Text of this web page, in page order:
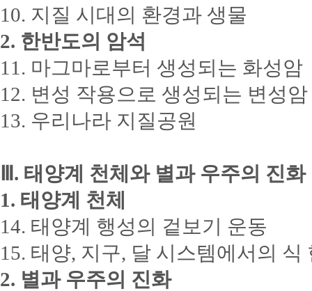
10. 지질 시대의 환경과 생물
2. 한반도의 암석
11. 마그마로부터 생성되는 화성암
12. 변성 작용으로 생성되는 변성암
13. 우리나라 지질공원
Ⅲ. 태양계 천체와 별과 우주의 진화
1. 태양계 천체
14. 태양계 행성의 겉보기 운동
15. 태양, 지구, 달 시스템에서의 식
2. 별과 우주의 진화